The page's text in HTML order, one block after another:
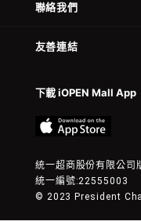
聯絡我們
友善連結
下載 iOPEN Mall App
統一超商股份有限公司
統一編號:22555003
© 2023 President